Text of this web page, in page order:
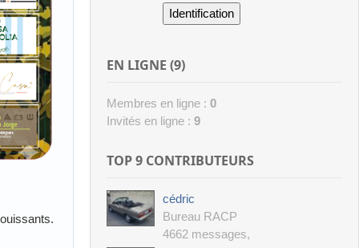
EN LIGNE (9)
Membres en ligne : 0
Invités en ligne : 9
TOP 9 CONTRIBUTEURS
cédric
Bureau RACP
4662 messages,